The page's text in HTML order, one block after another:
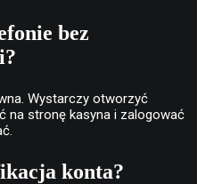
bez
Wystarczy otworzyć
na stronę kasyna i zalogować
konta?